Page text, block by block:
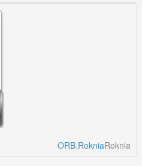
Roknia
ORB.Roknia